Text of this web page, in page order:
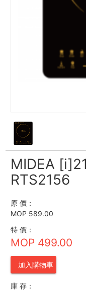
MIDEA
RTS2156
原 價：
MOP 589.00
特 價：
MOP 499.00
加入購物車
庫 存：